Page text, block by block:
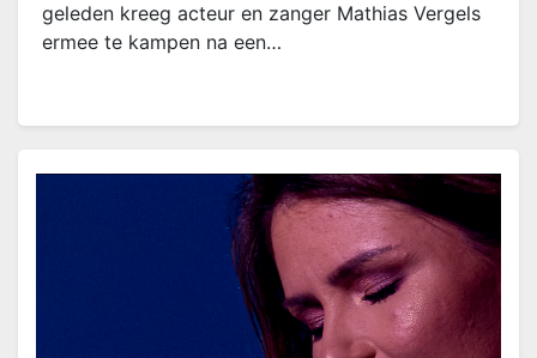
geleden kreeg acteur en zanger Mathias Vergels
ermee te kampen na een…